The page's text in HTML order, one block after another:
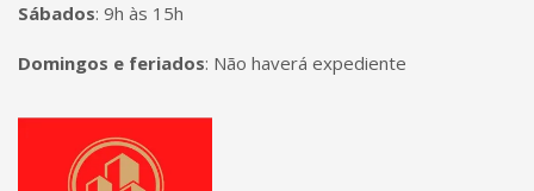
Sábados: 9h às 15h
Domingos e feriados: Não haverá expediente
Página inicial